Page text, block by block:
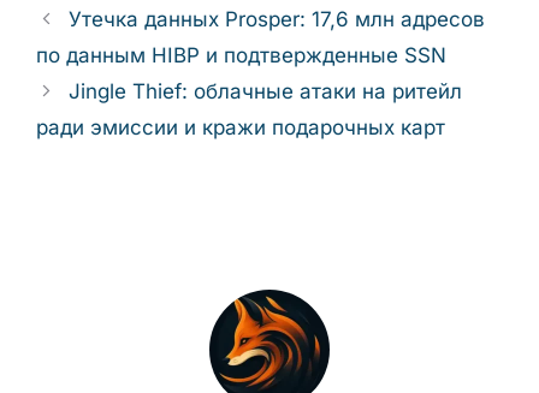
Утечка данных Prosper: 17,6 млн адресов
по данным HIBP и подтвержденные SSN
Jingle Thief: облачные атаки на ритейл
ради эмиссии и кражи подарочных карт